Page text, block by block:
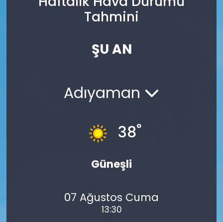
Tahmini
ŞU AN
Adıyaman
38°
Güneşli
07 Ağustos Cuma
13:30
Son Dakika Haberleri